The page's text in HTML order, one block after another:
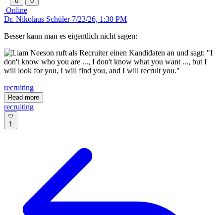
Online
Dr. Nikolaus Schüler 7/23/26, 1:30 PM
Besser kann man es eigentlich nicht sagen:
recruiting
Read more
recruiting
1